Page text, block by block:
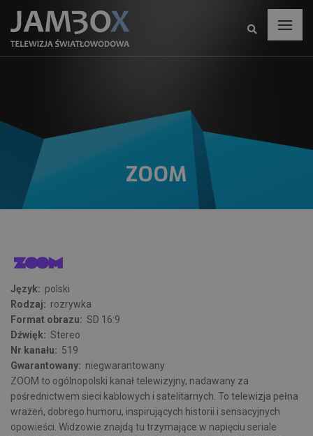
ZOOM
Język: polski
Rodzaj: rozrywka
Format obrazu: SD 16:9
Dźwięk: Stereo
Nr kanału: 519
Gwarantowany: niegwarantowany
ZOOM to ogólnopolski kanał telewizyjny, nadawany za
pośrednictwem sieci kablowych i satelitarnych. To telewizja pełna
wrażeń, dobrego humoru, inspirujących historii i sensacyjnych
opowieści. Widzowie znajdą tu trzymające w napięciu seriale